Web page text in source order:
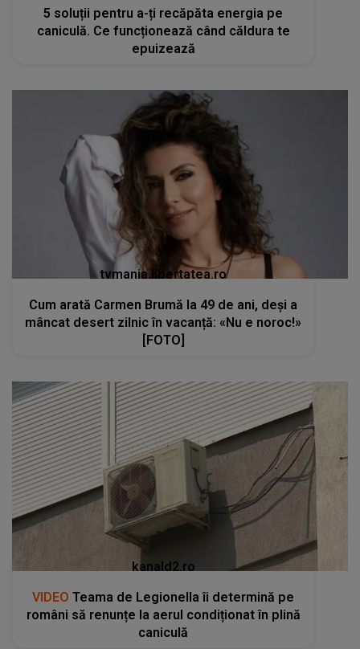
5 soluții pentru a-ți recăpăta energia pe
caniculă. Ce funcționează când căldura te
epuizează
tvmania.libertatea.ro
Cum arată Carmen Brumă la 49 de ani, deși a
mâncat desert zilnic în vacanță: «Nu e noroc!»
[FOTO]
kanald2.ro
VIDEO Teama de Legionella îi determină pe
români să renunțe la aerul condiționat în plină
caniculă